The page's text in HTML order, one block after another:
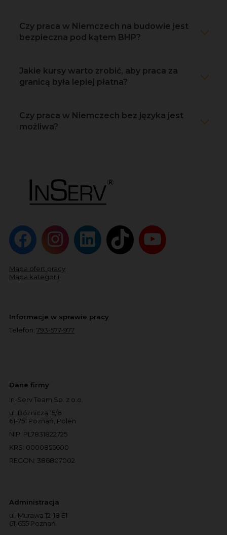
Czy praca w Niemczech na budowie jest
bezpieczna pod kątem BHP?
Jakie kursy warto zrobić, aby praca za
granicą była lepiej płatna?
Czy praca w Niemczech bez języka jest
możliwa?
Mapa ofert pracy
Mapa kategorii
Informacje w sprawie pracy
Telefon: 793-577-977
Dane firmy
In-Serv Team Sp. z o.o.
ul. Bóżnicza 15/6
61-751 Poznań, Polen
NIP: PL7831822725
KRS: 0000855600
REGON: 386807002
Administracja
ul. Murawa 12-18 E1
61-655 Poznań